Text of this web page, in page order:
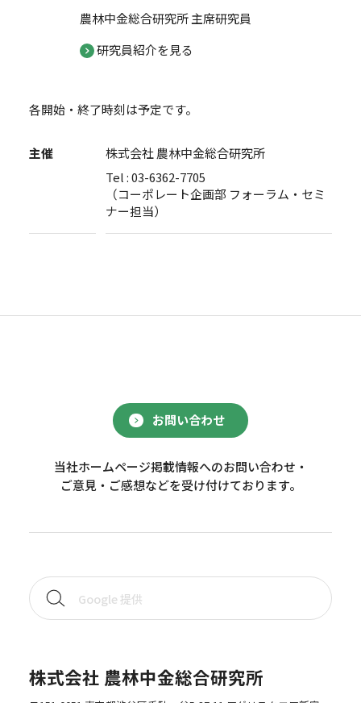
農林中金総合研究所 主席研究員
研究員紹介を見る
各開始・終了時刻は予定です。
主催
株式会社 農林中金総合研究所
Tel : 03-6362-7705
（コーポレート企画部 フォーラム・セミ
ナー担当）
お問い合わせ
当社ホームページ掲載情報へのお問い合わせ・
ご意見・ご感想などを受け付けております。
株式会社 農林中金総合研究所